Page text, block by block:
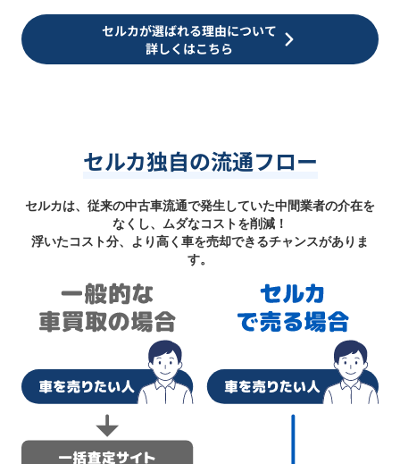
セルカが選ばれる理由について
詳しくはこちら
セルカ独自の流通フロー
セルカは、従来の中古車流通で発生していた中間業者の介在を
なくし、ムダなコストを削減！
浮いたコスト分、より高く車を売却できるチャンスがありま
す。